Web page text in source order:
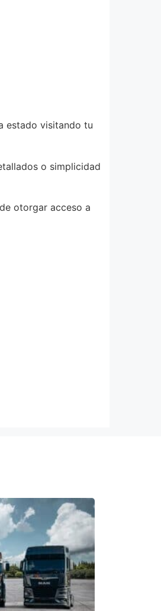
estado visitando tu
o simplicidad
otorgar acceso a